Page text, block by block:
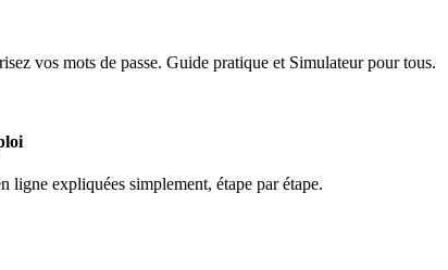
vos mots de passe. Guide pratique et Simulateur pour tous.
expliquées simplement, étape par étape.